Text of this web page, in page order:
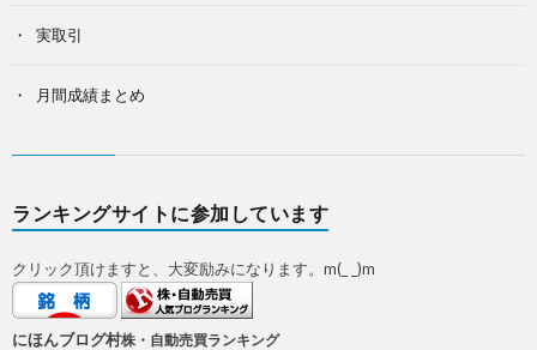
実取引
月間成績まとめ
ランキングサイトに参加しています
クリック頂けますと、大変励みになります。m(_ _)m
にほんブログ村株・自動売買ランキング